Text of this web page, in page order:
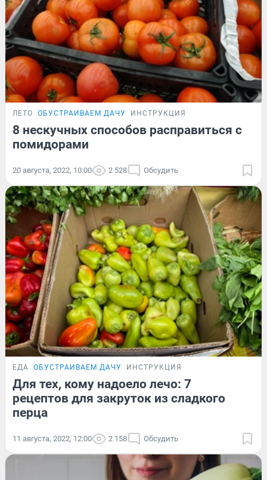
ЛЕТО ОБУСТРАИВАЕМ ДАЧУ ИНСТРУКЦИЯ
8 нескучных способов расправиться с
помидорами
20 августа, 2022, 10:00 2 528 Обсудить
ЕДА ОБУСТРАИВАЕМ ДАЧУ ИНСТРУКЦИЯ
Для тех, кому надоело лечо: 7
рецептов для закруток из сладкого
перца
11 августа, 2022, 12:00 2 158 Обсудить